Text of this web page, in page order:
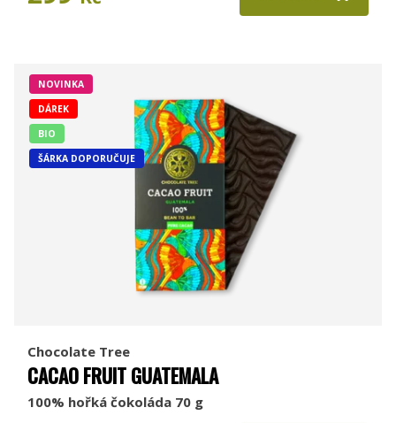
NOVINKA
DÁREK
BIO
ŠÁRKA DOPORUČUJE
Chocolate Tree
CACAO FRUIT GUATEMALA
100% hořká čokoláda 70 g